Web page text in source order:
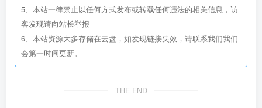
5、本站一律禁止以任何方式发布或转载任何违法的相关信息，访
客发现请向站长举报
6、本站资源大多存储在云盘，如发现链接失效，请联系我们我们
会第一时间更新。
THE END